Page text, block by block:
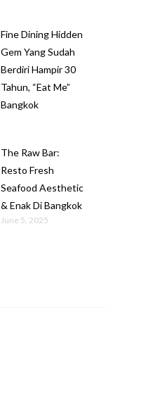
Fine Dining Hidden
Gem Yang Sudah
Berdiri Hampir 30
Tahun, “Eat Me”
Bangkok
The Raw Bar:
Resto Fresh
Seafood Aesthetic
& Enak Di Bangkok
June 5, 2025